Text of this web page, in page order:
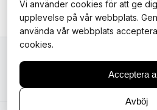
425 kr
Mopedfantasterna
Vi använder cookies för att ge
upplevelse på vår webbplats.
använda vår webbplats
cookies.
Acceptera
Avböj